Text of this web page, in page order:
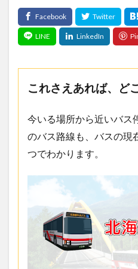
これさえあれば、ど
今いる場所から近いバス
のバス路線も、バスの現
つでわかります。